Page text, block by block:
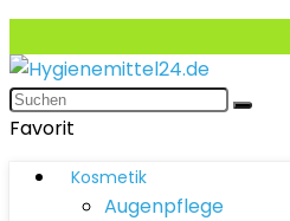
Favorit
Kosmetik
Augenpflege